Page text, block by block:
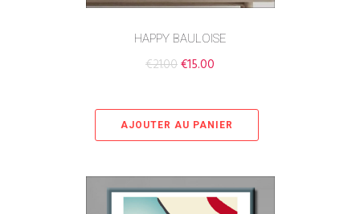
HAPPY BAULOISE
€21.00€15.00
AJOUTER AU PANIER